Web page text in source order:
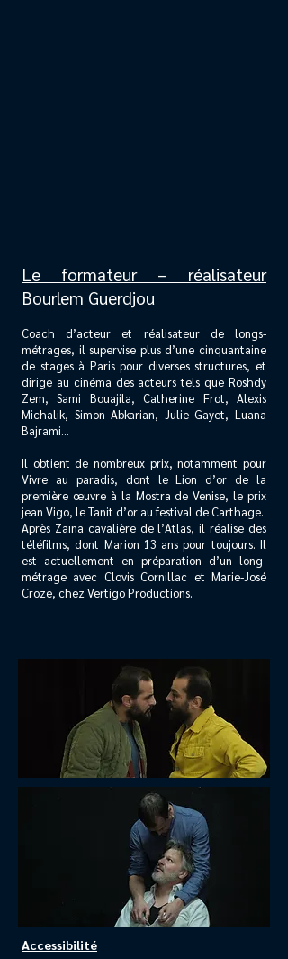
Le formateur – réalisateur
Bourlem Guerdjou
Coach d’acteur et réalisateur de longs-
métrages, il supervise plus d’une cinquantaine
de stages à Paris pour diverses structures, et
dirige au cinéma des acteurs tels que Roshdy
Zem, Sami Bouajila, Catherine Frot, Alexis
Michalik, Simon Abkarian, Julie Gayet, Luana
Bajrami…
Il obtient de nombreux prix, notamment pour
Vivre au paradis, dont le Lion d’or de la
première œuvre à la Mostra de Venise, le prix
jean Vigo, le Tanit d’or au festival de Carthage.
Après Zaïna cavalière de l’Atlas, il réalise des
téléfilms, dont Marion 13 ans pour toujours. Il
est actuellement en préparation d’un long-
métrage avec Clovis Cornillac et Marie-José
Croze, chez Vertigo Productions.
Accessibilité